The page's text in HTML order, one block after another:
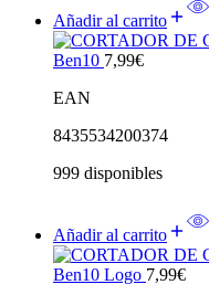
Añadir al carrito
Ben10 7,99€
EAN
8435534200374
999 disponibles
Añadir al carrito
Ben10 Logo 7,99€